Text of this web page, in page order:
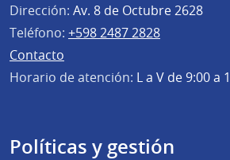
Dirección: Av. 8 de Octubre 2628
Teléfono: +598 2487 2828
Contacto
Horario de atención: L a V de 9:00 a
Políticas y gestión